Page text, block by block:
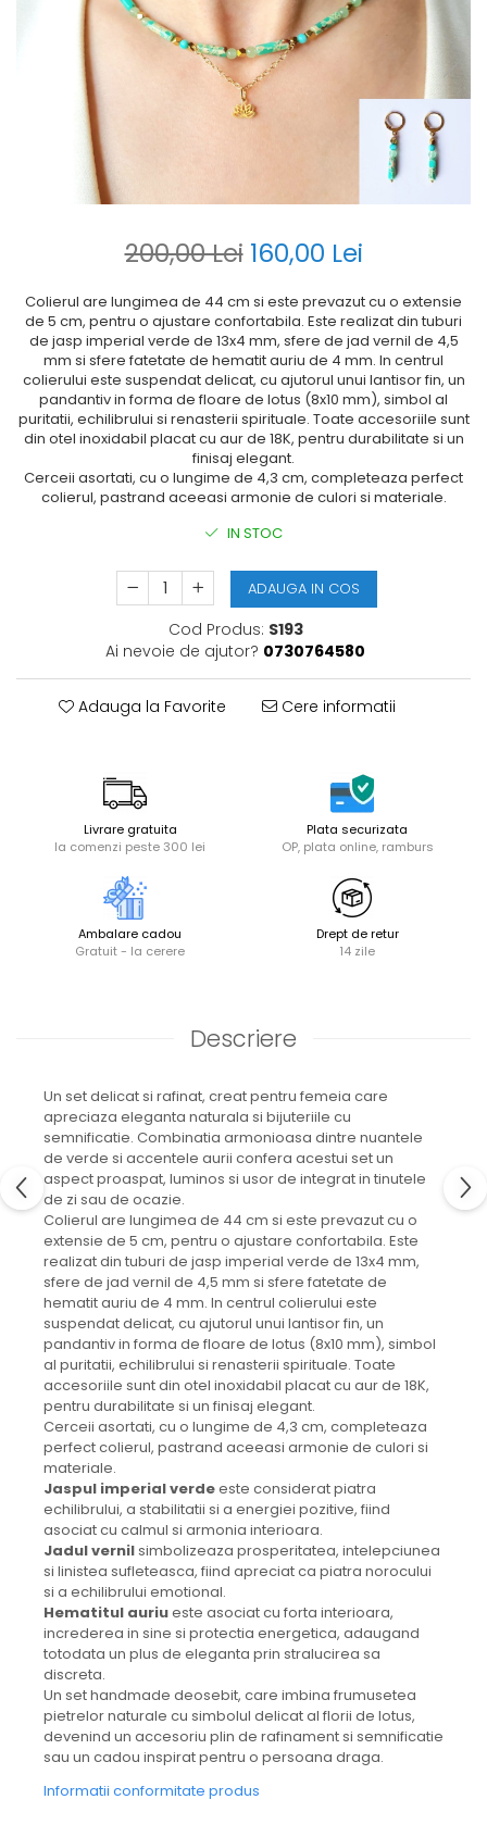
200,00 Lei 160,00 Lei
Colierul are lungimea de 44 cm si este prevazut cu o extensie
de 5 cm, pentru o ajustare confortabila. Este realizat din tuburi
de jasp imperial verde de 13x4 mm, sfere de jad vernil de 4,5
mm si sfere fatetate de hematit auriu de 4 mm. In centrul
colierului este suspendat delicat, cu ajutorul unui lantisor fin, un
pandantiv in forma de floare de lotus (8x10 mm), simbol al
puritatii, echilibrului si renasterii spirituale. Toate accesoriile sunt
din otel inoxidabil placat cu aur de 18K, pentru durabilitate si un
finisaj elegant.
Cerceii asortati, cu o lungime de 4,3 cm, completeaza perfect
colierul, pastrand aceeasi armonie de culori si materiale.
IN STOC
ADAUGA IN COS
Cod Produs: S193
Ai nevoie de ajutor? 0730764580
Adauga la Favorite Cere informatii
Livrare gratuita
la comenzi peste 300 lei
Plata securizata
OP, plata online, ramburs
Ambalare cadou
Gratuit - la cerere
Drept de retur
14 zile
Descriere
Un set delicat si rafinat, creat pentru femeia care
apreciaza eleganta naturala si bijuteriile cu
semnificatie. Combinatia armonioasa dintre nuantele
de verde si accentele aurii confera acestui set un
aspect proaspat, luminos si usor de integrat in tinutele
de zi sau de ocazie.
Colierul are lungimea de 44 cm si este prevazut cu o
extensie de 5 cm, pentru o ajustare confortabila. Este
realizat din tuburi de jasp imperial verde de 13x4 mm,
sfere de jad vernil de 4,5 mm si sfere fatetate de
hematit auriu de 4 mm. In centrul colierului este
suspendat delicat, cu ajutorul unui lantisor fin, un
pandantiv in forma de floare de lotus (8x10 mm), simbol
al puritatii, echilibrului si renasterii spirituale. Toate
accesoriile sunt din otel inoxidabil placat cu aur de 18K,
pentru durabilitate si un finisaj elegant.
Cerceii asortati, cu o lungime de 4,3 cm, completeaza
perfect colierul, pastrand aceeasi armonie de culori si
materiale.
Jaspul imperial verdeeste considerat piatra
echilibrului, a stabilitatii si a energiei pozitive, fiind
asociat cu calmul si armonia interioara.
Jadul vernilsimbolizeaza prosperitatea, intelepciunea
si linistea sufleteasca, fiind apreciat ca piatra norocului
si a echilibrului emotional.
Hematitul auriueste asociat cu forta interioara,
increderea in sine si protectia energetica, adaugand
totodata un plus de eleganta prin stralucirea sa
discreta.
Un set handmade deosebit, care imbina frumusetea
pietrelor naturale cu simbolul delicat al florii de lotus,
devenind un accesoriu plin de rafinament si semnificatie
sau un cadou inspirat pentru o persoana draga.
Informatii conformitate produs